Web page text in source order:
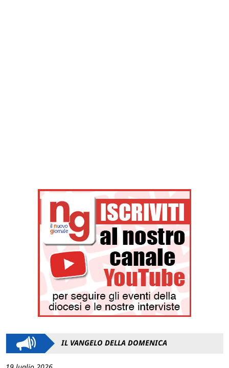
IL VANGELO DELLA DOMENICA